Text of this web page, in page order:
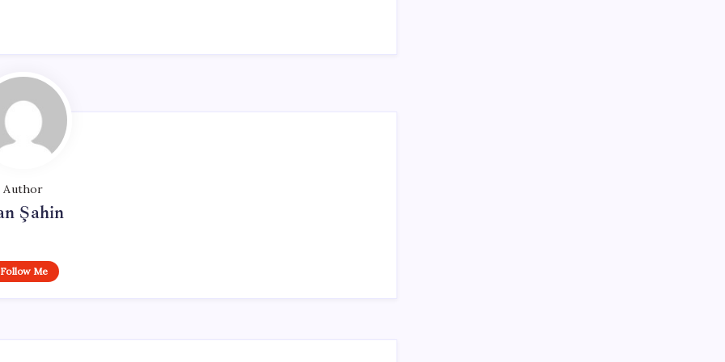
Author
Şahin
Follow Me